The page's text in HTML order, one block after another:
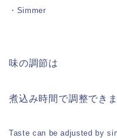
・Simmer
味の調節は
煮込み時間で調整できま
Taste can be adjusted by